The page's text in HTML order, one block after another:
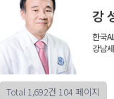
Total 1,692건 104 페이지